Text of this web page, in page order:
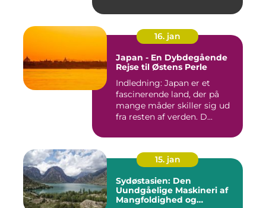
16. jan
Japan - En Dybdegående
Rejse til Østens Perle
Indledning: Japan er et
fascinerende land, der på
mange måder skiller sig ud
fra resten af verden. D...
15. jan
Sydøstasien: Den
Uundgåelige Maskineri af
Mangfoldighed og